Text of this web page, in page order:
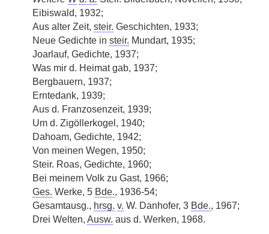
Eibiswald, 1932;
Aus alter Zeit, steir. Geschichten, 1933;
Neue Gedichte in steir. Mundart, 1935;
Joarlauf, Gedichte, 1937;
Was mir d. Heimat gab, 1937;
Bergbauern, 1937;
Erntedank, 1939;
Aus d. Franzosenzeit, 1939;
Um d. Zigöllerkogel, 1940;
Dahoam, Gedichte, 1942;
Von meinen Wegen, 1950;
Steir. Roas, Gedichte, 1960;
Bei meinem Volk zu Gast, 1966;
Ges. Werke, 5 Bde., 1936-54;
Gesamtausg., hrsg. v. W. Danhofer, 3 Bde., 1967;
Drei Welten, Ausw. aus d. Werken, 1968.